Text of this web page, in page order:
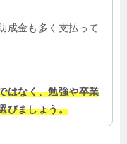
成金も多く支払って
はなく、勉強や卒業
びましょう。